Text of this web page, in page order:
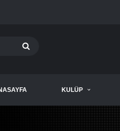
KULÜP